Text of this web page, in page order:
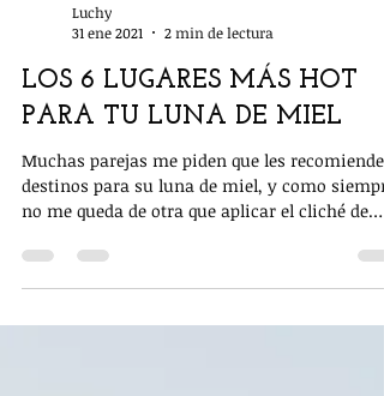
Luchy
31 ene 2021
2 min de lectura
LOS 6 LUGARES MÁS HOT
PARA TU LUNA DE MIEL
Muchas parejas me piden que les recomiende
destinos para su luna de miel, y como siempre